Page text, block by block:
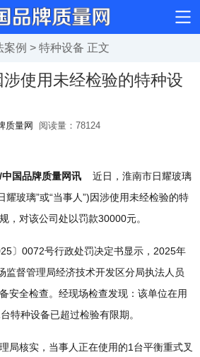
案例 > 特种设备 正文
使用未经检验的特种设
质量网 阅读量： 78124
中国品牌质量网讯 近日，淮南市日耀玻璃
耀玻璃”或“当事人”)因涉使用未经检验的特
，对该公司处以罚款30000元。
0072号行政处罚决定书显示，2025年
监督管理局经济技术开发区分局执法人员
安全检查。经现场检查发现：该单位在用
特种设备已超过检验有限期。
核实，当事人正在使用的1台平衡重式叉